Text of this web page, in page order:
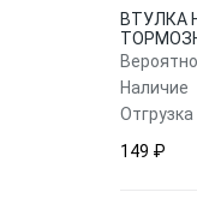
ВТУЛКА
Наличие
Отгрузка
149 ₽